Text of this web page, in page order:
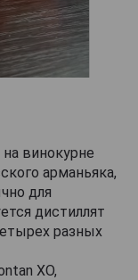
винокурне
арманьяка,
для
дистиллят
разных
XO,